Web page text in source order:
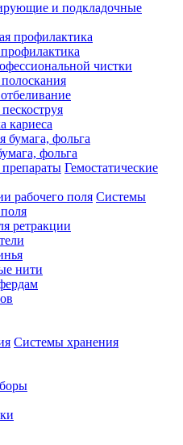
и подкладочные
чистки
кариеса
фольга
Гемостатические
Системы
ретракции
нити
Системы хранения